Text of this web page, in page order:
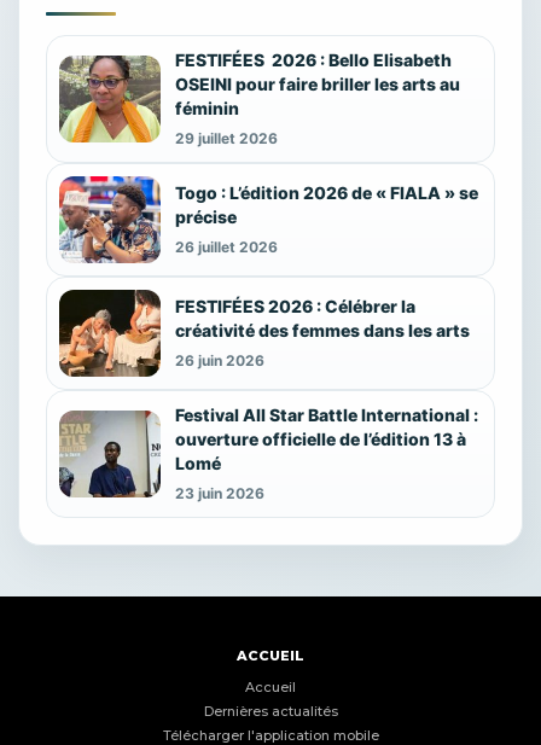
FESTIFÉES 2026 : Bello Elisabeth
OSEINI pour faire briller les arts au
féminin
29 juillet 2026
Togo : L’édition 2026 de « FIALA » se
précise
26 juillet 2026
FESTIFÉES 2026 : Célébrer la
créativité des femmes dans les arts
26 juin 2026
Festival All Star Battle International :
ouverture officielle de l’édition 13 à
Lomé
23 juin 2026
ACCUEIL
Accueil
Dernières actualités
Télécharger l'application mobile